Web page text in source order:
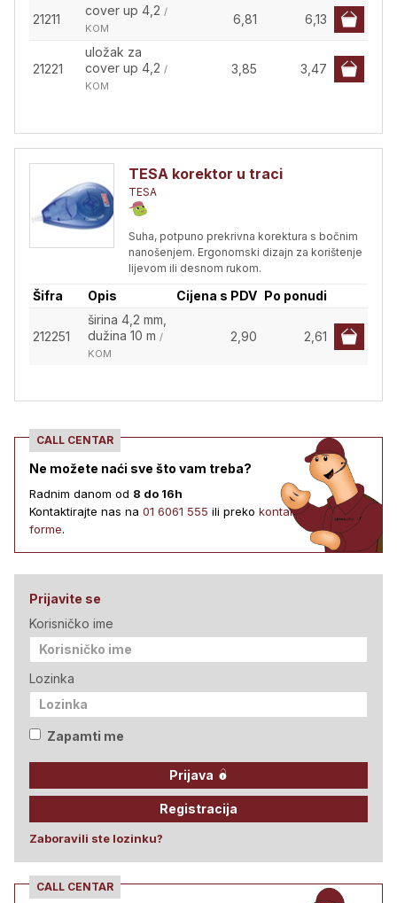
21211
cover up 4,2 /
KOM
6,81 6,13
21221
uložak za
cover up 4,2 /
KOM
3,85 3,47
TESA korektor u traci
TESA
Suha, potpuno prekrivna korektura s bočnim
nanošenjem. Ergonomski dizajn za korištenje
lijevom ili desnom rukom.
Šifra Opis Cijena s PDV Po ponudi
212251
širina 4,2 mm,
dužina 10 m /
KOM
2,90 2,61
CALL CENTAR
Ne možete naći sve što vam treba?
Radnim danom od 8 do 16h
Kontaktirajte nas na 01 6061 555 ili preko kontakt
forme.
Prijavite se
Korisničko ime
Lozinka
Zapamti me
Prijava
Registracija
Zaboravili ste lozinku?
CALL CENTAR